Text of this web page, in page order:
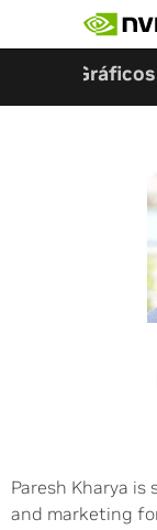
Paresh Kharya
and marketing